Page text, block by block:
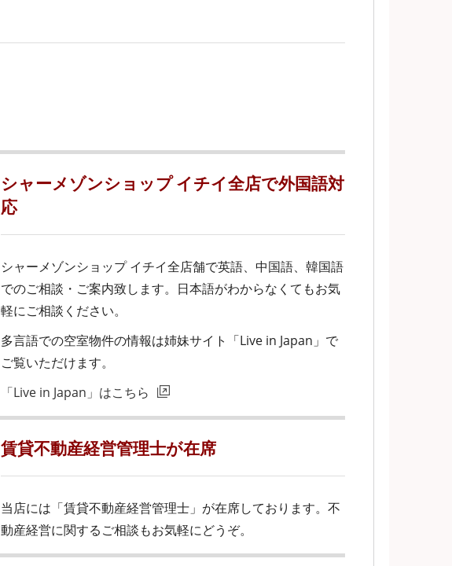
シャーメゾンショップ イチイ全店で外国語対
応
シャーメゾンショップ イチイ全店舗で英語、中国語、韓国語
でのご相談・ご案内致します。日本語がわからなくてもお気
軽にご相談ください。
多言語での空室物件の情報は姉妹サイト「Live in Japan」で
ご覧いただけます。
「Live in Japan」はこちら
賃貸不動産経営管理士が在席
当店には「賃貸不動産経営管理士」が在席しております。不
動産経営に関するご相談もお気軽にどうぞ。